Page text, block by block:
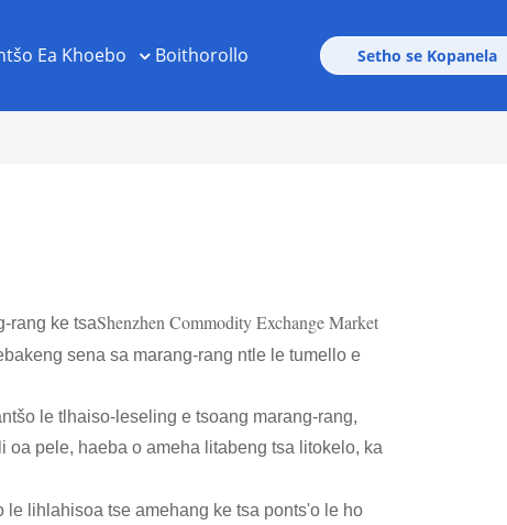
Ea Khoebo Boithorollo Setho se Kopanela
rang ke tsaShenzhen Commodity Exchange Market
sena sa marang-rang ntle le tumello e
le tlhaiso-leseling e tsoang marang-rang,
oa pele, haeba o ameha litabeng tsa litokelo, ka
le lihlahisoa tse amehang ke tsa ponts'o le ho